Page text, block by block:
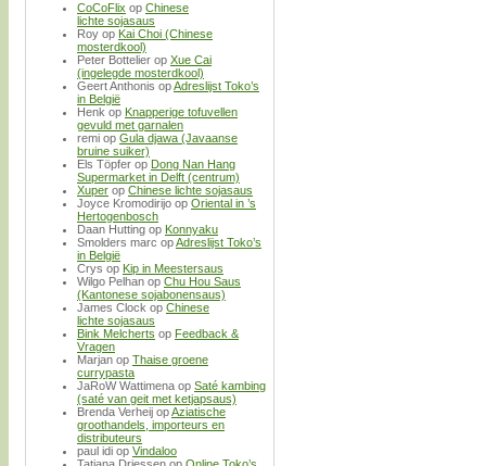
CoCoFlix op Chinese
lichte sojasaus
Roy op Kai Choi (Chinese
mosterdkool)
Peter Bottelier op Xue Cai
(ingelegde mosterdkool)
Geert Anthonis opAdreslijst Toko’s
in België
Henk op Knapperige tofuvellen
gevuld met garnalen
remi op Gula djawa (Javaanse
bruine suiker)
Els Töpfer op Dong Nan Hang
Supermarket in Delft (centrum)
Xuper op Chinese lichte sojasaus
Joyce Kromodirijo op Oriental in ’s
Hertogenbosch
Daan Hutting op Konnyaku
Smolders marc opAdreslijst Toko’s
in België
Crys op Kip in Meestersaus
Wilgo Pelhan op Chu Hou Saus
(Kantonese sojabonensaus)
James Clock op Chinese
lichte sojasaus
Bink Melcherts op Feedback &
Vragen
Marjan op Thaise groene
currypasta
JaRoW Wattimena op Saté kambing
(saté van geit met ketjapsaus)
Brenda Verheij opAziatische
groothandels, importeurs en
distributeurs
paul idi op Vindaloo